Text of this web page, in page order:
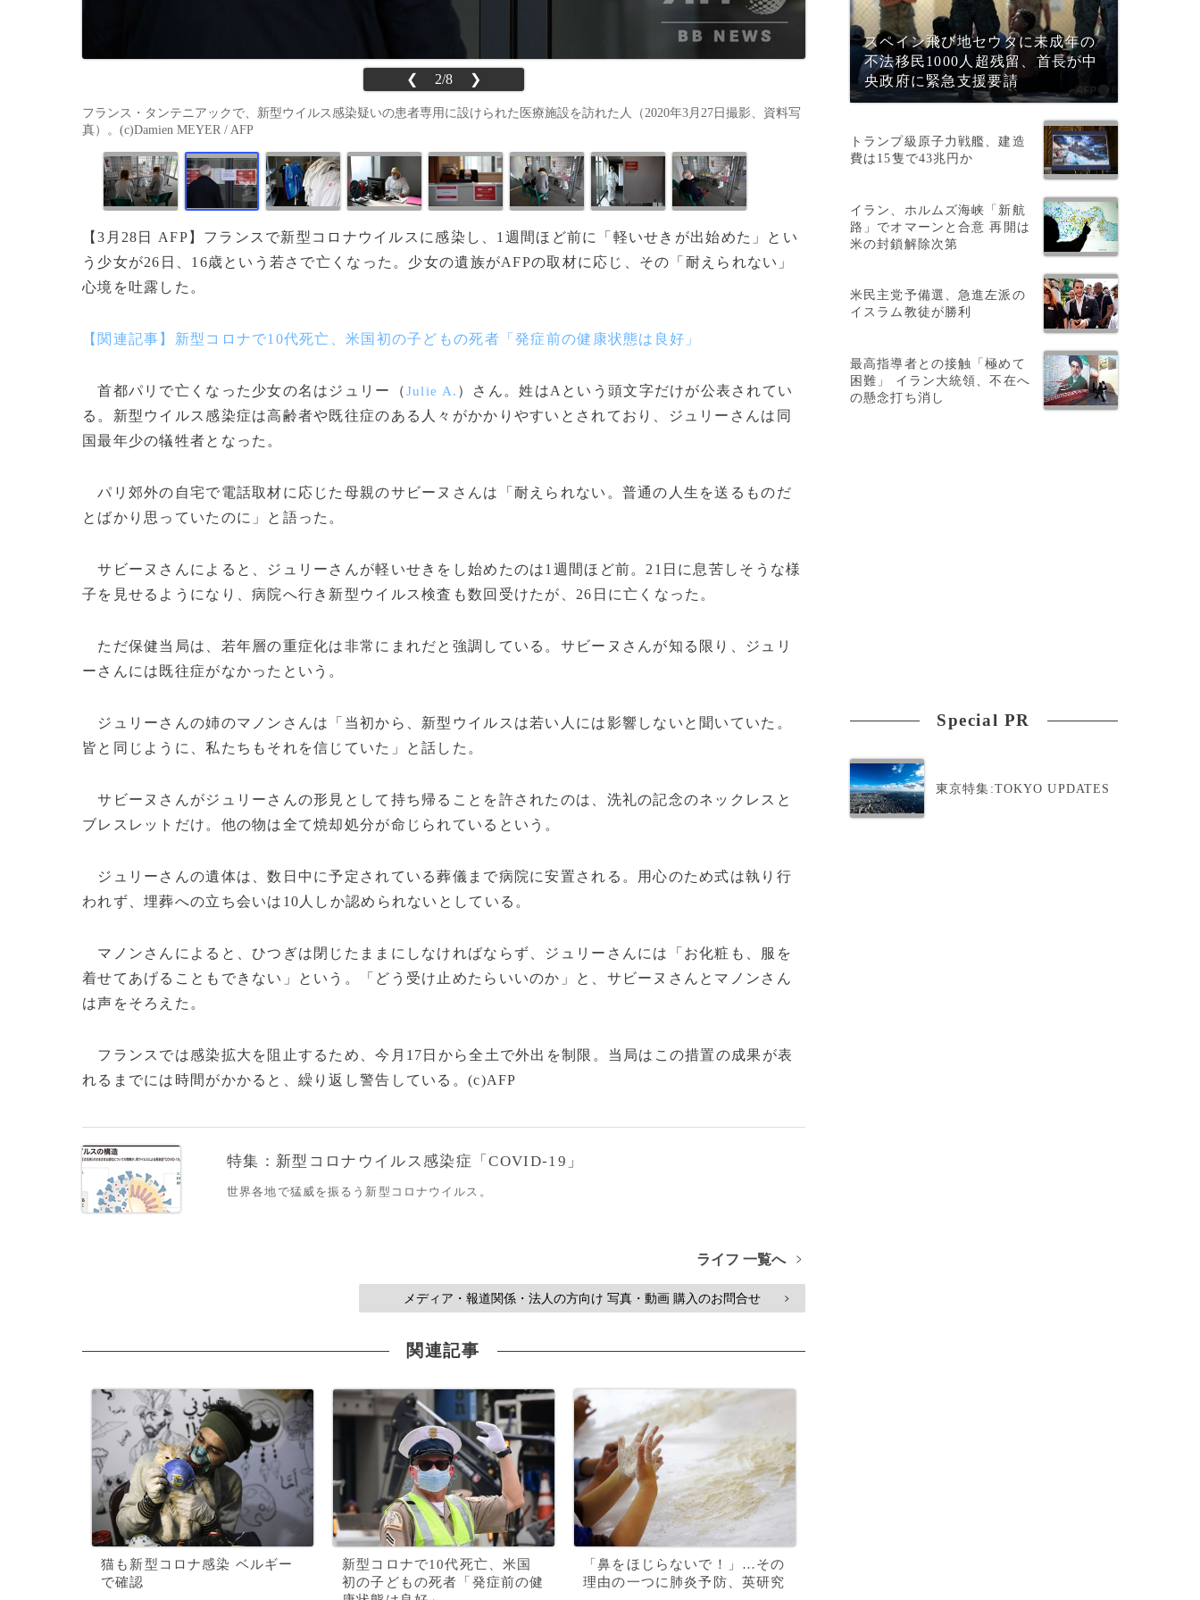
❮ 2/8 ❯
フランス・タンテニアックで、新型ウイルス感染疑いの患者専用に設けられた医療施設を訪れた人（2020年3月27日撮影、資料写
真）。(c)Damien MEYER / AFP
【3月28日 AFP】フランスで新型コロナウイルスに感染し、1週間ほど前に「軽いせきが出始めた」とい
う少女が26日、16歳という若さで亡くなった。少女の遺族がAFPの取材に応じ、その「耐えられない」
心境を吐露した。
【関連記事】新型コロナで10代死亡、米国初の子どもの死者「発症前の健康状態は良好」
首都パリで亡くなった少女の名はジュリー（Julie A. ）さん。姓はAという頭文字だけが公表されてい
る。新型ウイルス感染症は高齢者や既往症のある人々がかかりやすいとされており、ジュリーさんは同
国最年少の犠牲者となった。
パリ郊外の自宅で電話取材に応じた母親のサビーヌさんは「耐えられない。普通の人生を送るものだ
とばかり思っていたのに」と語った。
サビーヌさんによると、ジュリーさんが軽いせきをし始めたのは1週間ほど前。21日に息苦しそうな様
子を見せるようになり、病院へ行き新型ウイルス検査も数回受けたが、26日に亡くなった。
ただ保健当局は、若年層の重症化は非常にまれだと強調している。サビーヌさんが知る限り、ジュリ
ーさんには既往症がなかったという。
ジュリーさんの姉のマノンさんは「当初から、新型ウイルスは若い人には影響しないと聞いていた。
皆と同じように、私たちもそれを信じていた」と話した。
サビーヌさんがジュリーさんの形見として持ち帰ることを許されたのは、洗礼の記念のネックレスと
ブレスレットだけ。他の物は全て焼却処分が命じられているという。
ジュリーさんの遺体は、数日中に予定されている葬儀まで病院に安置される。用心のため式は執り行
われず、埋葬への立ち会いは10人しか認められないとしている。
マノンさんによると、ひつぎは閉じたままにしなければならず、ジュリーさんには「お化粧も、服を
着せてあげることもできない」という。「どう受け止めたらいいのか」と、サビーヌさんとマノンさん
は声をそろえた。
フランスでは感染拡大を阻止するため、今月17日から全土で外出を制限。当局はこの措置の成果が表
れるまでには時間がかかると、繰り返し警告している。(c)AFP
特集：新型コロナウイルス感染症「COVID-19」
世界各地で猛威を振るう新型コロナウイルス。
ライフ 一覧へ >
メディア・報道関係・法人の方向け 写真・動画 購入のお問合せ >
関連記事
猫も新型コロナ感染 ベルギー
で確認
新型コロナで10代死亡、米国
初の子どもの死者「発症前の健
「鼻をほじらないで！」…その
理由の一つに肺炎予防、英研究
スペイン飛び地セウタに未成年の
不法移民1000人超残留、首長が中
央政府に緊急支援要請
トランプ級原子力戦艦、建造
費は15隻で43兆円か
イラン、ホルムズ海峡「新航
路」でオマーンと合意 再開は
米の封鎖解除次第
米民主党予備選、急進左派の
イスラム教徒が勝利
最高指導者との接触「極めて
困難」 イラン大統領、不在へ
の懸念打ち消し
Special PR
東京特集:TOKYO UPDATES